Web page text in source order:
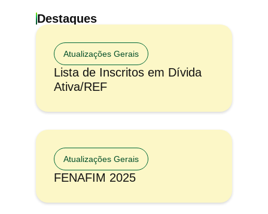
Destaques
Atualizações Gerais
Lista de Inscritos em Dívida
Ativa/REF
Atualizações Gerais
FENAFIM 2025